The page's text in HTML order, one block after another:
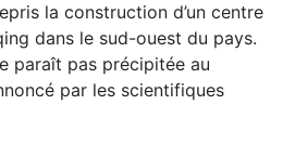
la construction d’un centre
dans le sud-ouest du pays.
paraît pas précipitée au
par les scientifiques